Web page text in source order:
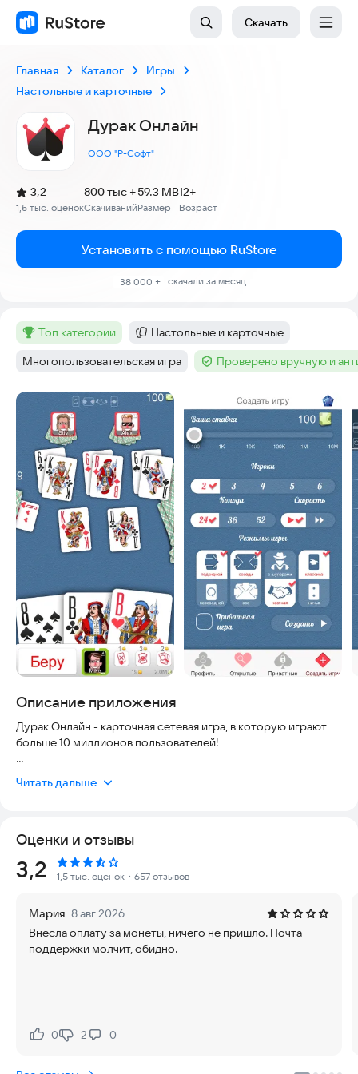
Скачать
Главная Каталог
Игры
Настольные и карточные
Дурак Онлайн
ООО "Р-Софт"
Рейтинг:
3,2
(
1,5 тыс. оценок
)
Скачиваний
800 тыс +
Размер
59.3 MB
Возраст
12+
Установить с помощью RuStore
38 000 + скачали за месяц
Метка:
топ категории Категория:
Настольные и карточные
Тег:
Многопользовательская игра Тег :Проверено вручную и
Скриншоты
Описание приложения
Дурак Онлайн - карточная сетевая игра, в которую играют
больше 10 миллионов пользователей!
• Игра только по сети с живыми людьми, от 2 до 6 игроков.
дурак".
• Режим "подкидывают соседи" или "подкидывают все".
• Возможность подкидывать больше одной карты за раз.
• Друзья, чаты, подарки, доска достижений.
• Возможность повторить игру с теми же игроками.
• Возможность отменить случайный бросок карты.
• Привязка учетной записи к VK аккаунту.
Сочетая выбор различных настроек, Вы можете сыграть в
один из множества режимов игры. Вам доступны:
Читать дальше
Оценки и отзывы
Рейтинг:
3,2 1,5 тыс. оценок ・657 отзывов
Мария 8 авг 2026
Внесла оплату за монеты, ничего не пришло. Почта
поддержки молчит, обидно.
Нравится:
0Не нравится:
2 0